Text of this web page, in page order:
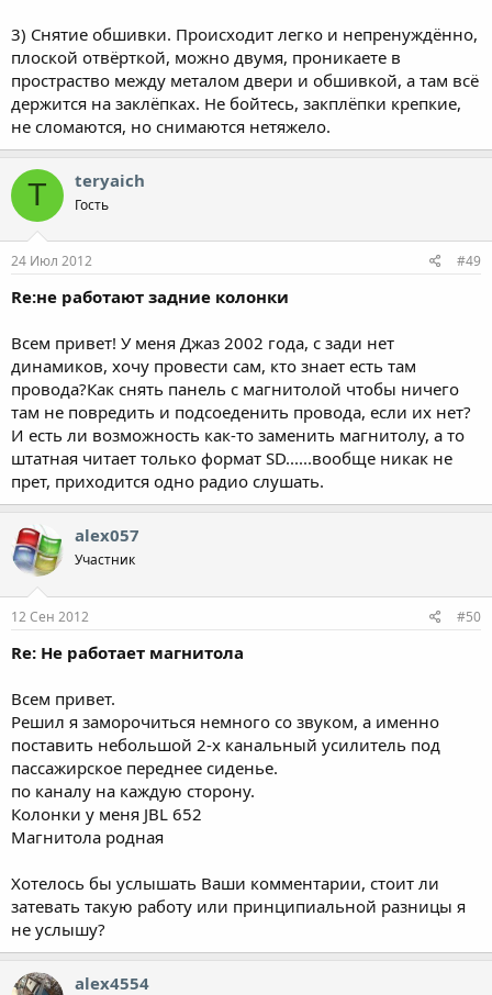
3) Cнятие обшивки. Происходит легко и непренуждённо,
плоской отвёрткой, можно двумя, проникаете в
простраство между металом двери и обшивкой, а там всё
держится на заклёпках. Не бойтесь, закплёпки крепкие,
не сломаются, но снимаются нетяжело.
T teryaich
Гость
24 Июл 2012 #49
Re:не работают задние колонки
Всем привет! У меня Джаз 2002 года, с зади нет
динамиков, хочу провести сам, кто знает есть там
провода?Как снять панель с магнитолой чтобы ничего
там не повредить и подсоеденить провода, если их нет?
И есть ли возможность как-то заменить магнитолу, а то
штатная читает только формат SD......вообще никак не
прет, приходится одно радио слушать.
alex057
Участник
12 Сен 2012 #50
Re: Не работает магнитола
Всем привет.
Решил я заморочиться немного со звуком, а именно
поставить небольшой 2-х канальный усилитель под
пассажирское переднее сиденье.
по каналу на каждую сторону.
Колонки у меня JBL 652
Магнитола родная
Хотелось бы услышать Ваши комментарии, стоит ли
затевать такую работу или принципиальной разницы я
не услышу?
alex4554